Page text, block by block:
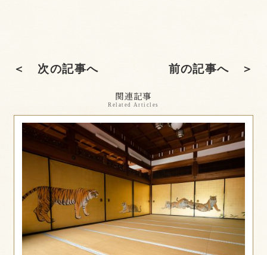
＜ 次の記事へ 前の記事へ ＞
関連記事
Related Articles